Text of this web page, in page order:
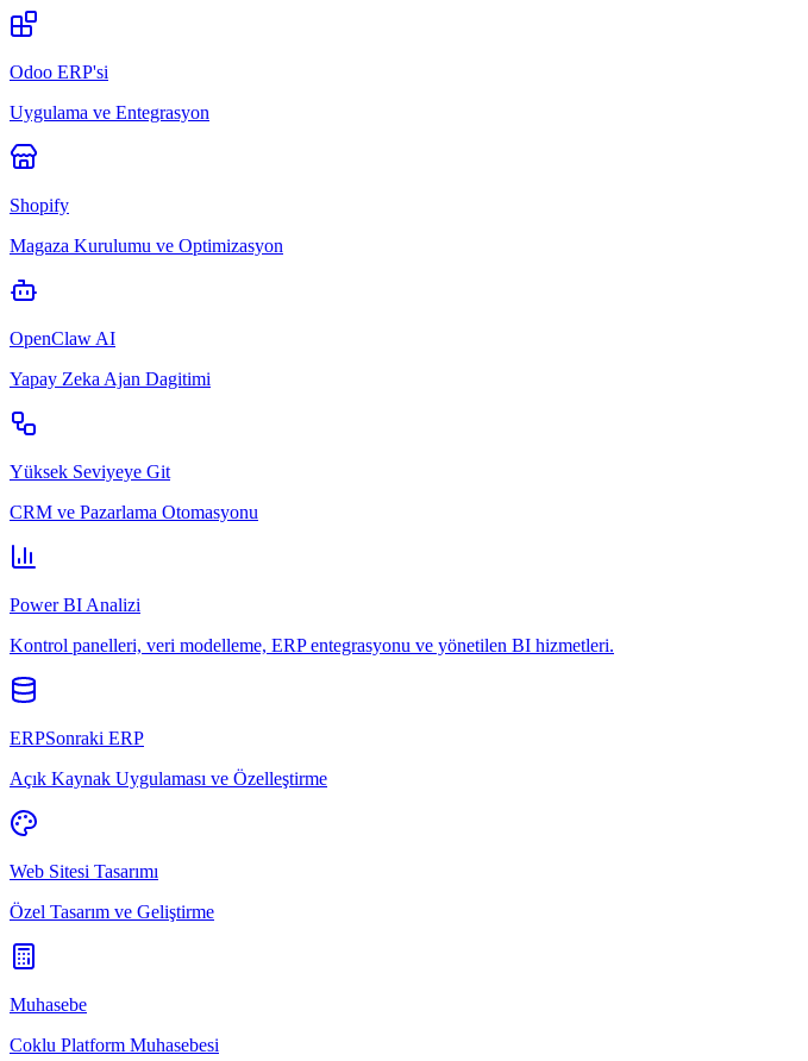
Odoo ERP'si
Uygulama ve Entegrasyon
Shopify
Magaza Kurulumu ve Optimizasyon
OpenClaw AI
Yapay Zeka Ajan Dagitimi
Yüksek Seviyeye Git
CRM ve Pazarlama Otomasyonu
Power BI Analizi
Kontrol panelleri, veri modelleme, ERP entegrasyonu ve yönetilen BI hizmetleri.
ERPSonraki ERP
Açık Kaynak Uygulaması ve Özelleştirme
Web Sitesi Tasarımı
Özel Tasarım ve Geliştirme
Muhasebe
Coklu Platform Muhasebesi